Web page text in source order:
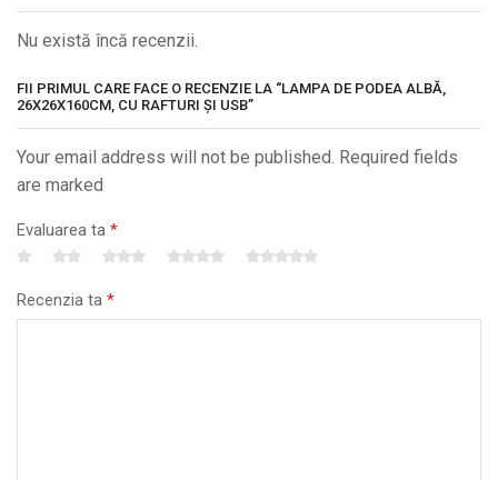
Nu există încă recenzii.
FII PRIMUL CARE FACE O RECENZIE LA “LAMPA DE PODEA ALBĂ,
26X26X160CM, CU RAFTURI ȘI USB”
Your email address will not be published. Required fields
are marked
Evaluarea ta *
Recenzia ta *